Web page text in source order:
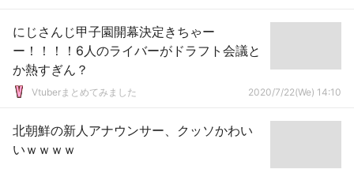
にじさんじ甲子園開幕決定きちゃー
ー！！！！6人のライバーがドラフト会議と
か熱すぎん？
Vtuberまとめてみました 2020/7/22(We) 14:10
北朝鮮の新人アナウンサー、クッソかわい
いｗｗｗｗ